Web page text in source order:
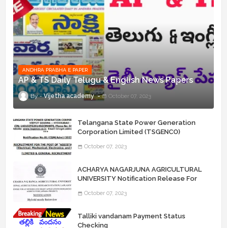
ANDHRA PRABHA E PAPER
AP & TS Daily Telugu & English News Papers
Vijetha academy October 07, 2023
Telangana State Power Generation
Corporation Limited (TSGENCO)
“Assistant Engineers" Posts
October 07, 2023
ACHARYA NAGARJUNA AGRICULTURAL
UNIVERSITY Notification Release For
October 07, 2023
Talliki vandanam Payment Status
Checking